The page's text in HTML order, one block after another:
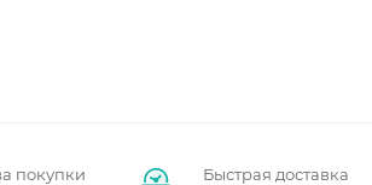
покупки
Быстрая доставка